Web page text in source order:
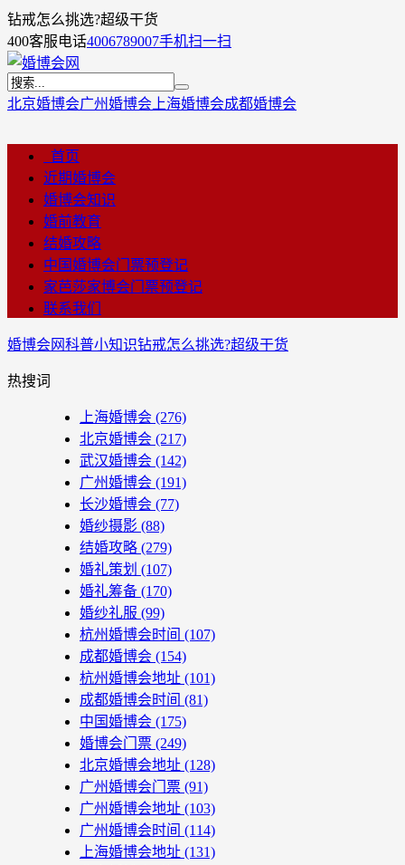
钻戒怎么挑选?超级干货
400客服电话4006789007手机扫一扫
北京婚博会广州婚博会 上海婚博会成都婚博会
首页
近期婚博会
婚博会知识
婚前教育
结婚攻略
中国婚博会门票预登记
家芭莎家博会门票预登记
联系我们
婚博会网科普小知识钻戒怎么挑选?超级干货
热搜词
上海婚博会 (276)
北京婚博会 (217)
武汉婚博会 (142)
广州婚博会 (191)
长沙婚博会 (77)
婚纱摄影 (88)
结婚攻略 (279)
婚礼策划 (107)
婚礼筹备 (170)
婚纱礼服 (99)
杭州婚博会时间 (107)
成都婚博会 (154)
杭州婚博会地址 (101)
成都婚博会时间 (81)
中国婚博会 (175)
婚博会门票 (249)
北京婚博会地址 (128)
广州婚博会门票 (91)
广州婚博会地址 (103)
广州婚博会时间 (114)
上海婚博会地址 (131)